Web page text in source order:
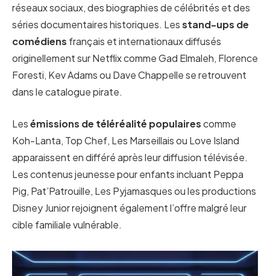
réseaux sociaux, des biographies de célébrités et des
séries documentaires historiques. Lesstand-ups de
comédiens français et internationaux diffusés
originellement sur Netflix comme Gad Elmaleh, Florence
Foresti, Kev Adams ou Dave Chappelle se retrouvent
dans le catalogue pirate.
Lesémissions de téléréalité populairescomme
Koh-Lanta, Top Chef, Les Marseillais ou Love Island
apparaissent en différé après leur diffusion télévisée.
Les contenus jeunesse pour enfants incluant Peppa
Pig, Pat’Patrouille, Les Pyjamasques ou les productions
Disney Junior rejoignent également l’offre malgré leur
cible familiale vulnérable.